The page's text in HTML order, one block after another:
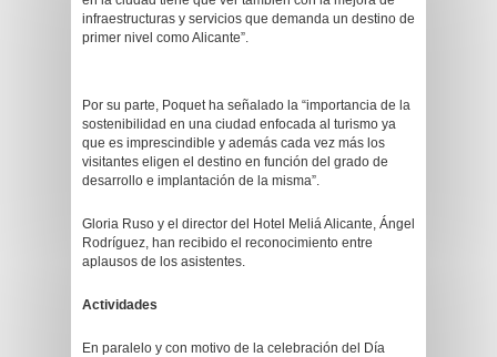
infraestructuras y servicios que demanda un destino de
primer nivel como Alicante”.
Por su parte, Poquet ha señalado la “importancia de la
sostenibilidad en una ciudad enfocada al turismo ya
que es imprescindible y además cada vez más los
visitantes eligen el destino en función del grado de
desarrollo e implantación de la misma”.
Gloria Ruso y el director del Hotel Meliá Alicante, Ángel
Rodríguez, han recibido el reconocimiento entre
aplausos de los asistentes.
Actividades
En paralelo y con motivo de la celebración del Día